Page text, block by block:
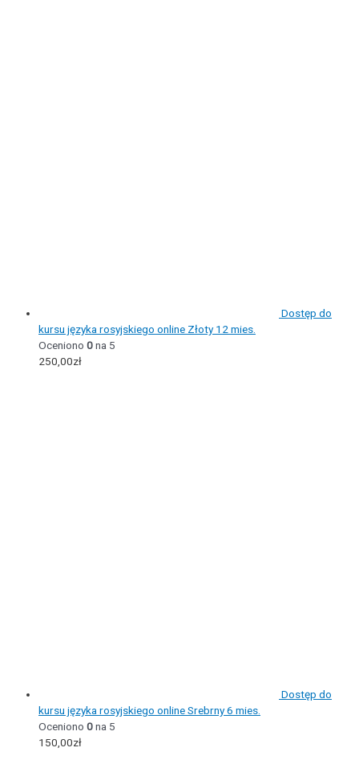
Dostęp do
kursu języka rosyjskiego online Złoty 12 mies.
Oceniono 0na 5
250,00zł
Dostęp do
kursu języka rosyjskiego online Srebrny 6 mies.
Oceniono 0na 5
150,00zł